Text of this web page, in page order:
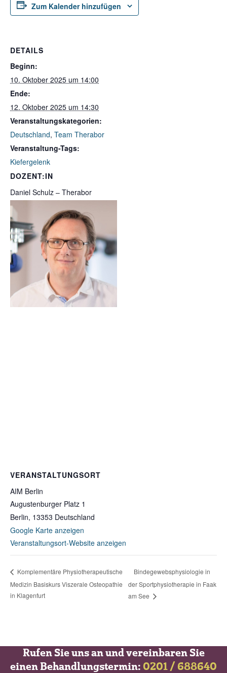
Zum Kalender hinzufügen
DETAILS
Beginn:
10. Oktober 2025 um 14:00
Ende:
12. Oktober 2025 um 14:30
Veranstaltungskategorien:
Deutschland, Team Therabor
Veranstaltung-Tags:
Kiefergelenk
DOZENT:IN
Daniel Schulz – Therabor
VERANSTALTUNGSORT
AIM Berlin
Augustenburger Platz 1
Berlin, 13353 Deutschland
Google Karte anzeigen
Veranstaltungsort-Website anzeigen
Komplementäre Physiotherapeutische
Medizin Basiskurs Viszerale Osteopathie
in Klagenfurt
Bindegewebsphysiologie in
der Sportphysiotherapie in Faak
am See
Rufen Sie uns an und vereinbaren Sie
einen Behandlungstermin: 0201 / 688640